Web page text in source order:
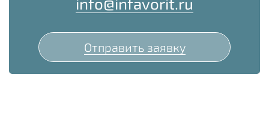
Отправить заявку